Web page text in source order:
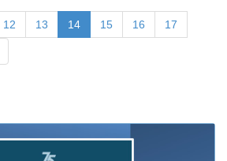
12 13 14 15 16 17